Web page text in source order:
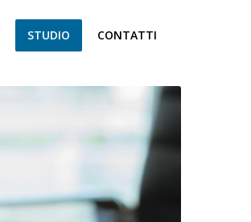
CONTATTI
STUDIO